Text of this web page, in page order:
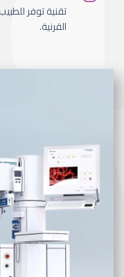
تقنية توفر
القرنية.